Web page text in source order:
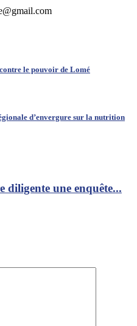
le pouvoir de Lomé
d’envergure sur la nutrition
une enquête...